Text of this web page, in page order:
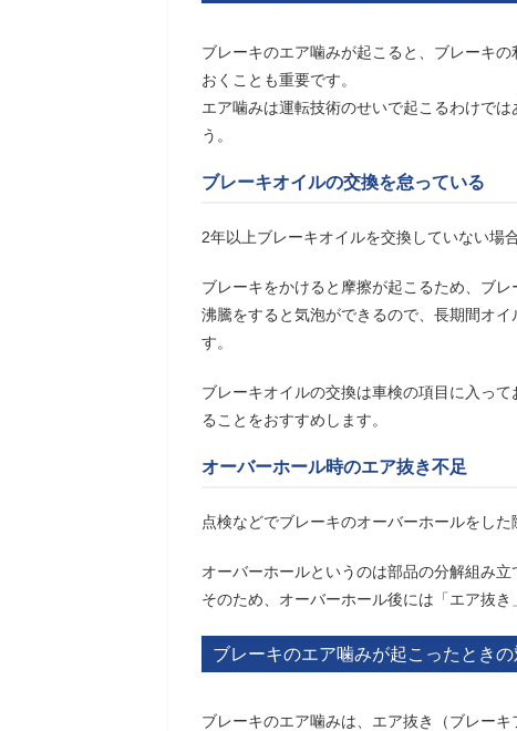
ブレーキのエア噛みが起こると、ブレーキ
おくことも重要です。
エア噛みは運転技術のせいで起こるわけで
う。
ブレーキオイルの交換を怠っている
2年以上ブレーキオイルを交換していない場
ブレーキをかけると摩擦が起こるため、ブ
沸騰をすると気泡ができるので、長期間オ
す。
ブレーキオイルの交換は車検の項目に入っ
ることをおすすめします。
オーバーホール時のエア抜き不足
点検などでブレーキのオーバーホールをし
オーバーホールというのは部品の分解組み
そのため、オーバーホール後には「エア抜
ブレーキのエア噛みが起こったとき
ブレーキのエア噛みは、エア抜き（ブレー